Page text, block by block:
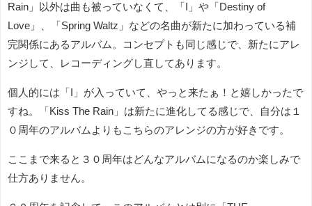
Rain」以外は曲も被っていなくて、「I」や「Destiny of
Love」、「Spring Waltz」などの名曲が新たに加わっている補
完関係にあるアルバム。コンセプトも同じ感じで、新たにアレ
ンジして、レコーディングし直してあります。
個人的には「I」が入っていて、やっと来たぁ！と嬉しかったで
すね。「Kiss The Rain」は新たに進化してる感じで、自分は１
０周年のアルバムよりもこちらのアレンジの方が好きです。
ここまで来ると３０周年はどんなアルバムになるのか楽しみで
仕方ありません。